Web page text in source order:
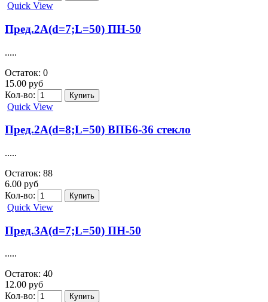
Quick View
Пред.2А(d=7;L=50) ПН-50
.....
Остаток: 0
15.00 руб
Кол-во:
Quick View
Пред.2А(d=8;L=50) ВПБ6-36 стекло
.....
Остаток: 88
6.00 руб
Кол-во:
Quick View
Пред.3A(d=7;L=50) ПН-50
.....
Остаток: 40
12.00 руб
Кол-во: